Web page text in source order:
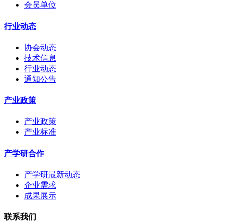
会员单位
行业动态
协会动态
技术信息
行业动态
通知公告
产业政策
产业政策
产业标准
产学研合作
产学研最新动态
企业需求
成果展示
联系我们